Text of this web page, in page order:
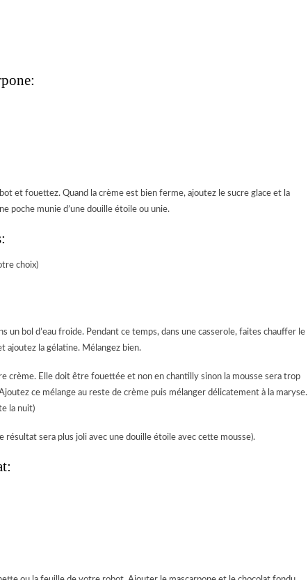
et fouettez. Quand la crème est bien ferme, ajoutez le sucre glace et la
poche munie d’une douille étoile ou unie.
choix)
un bol d’eau froide. Pendant ce temps, dans une casserole, faites chauffer le
ajoutez la gélatine. Mélangez bien.
crème. Elle doit être fouettée et non en chantilly sinon la mousse sera trop
ce mélange au reste de crème puis mélanger délicatement à la maryse.
la nuit)
résultat sera plus joli avec une douille étoile avec cette mousse).